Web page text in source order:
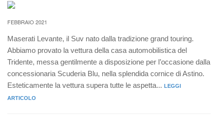
FEBBRAIO 2021
Maserati Levante, il Suv nato dalla tradizione grand touring.
Abbiamo provato la vettura della casa automobilistica del
Tridente, messa gentilmente a disposizione per l’occasione dalla
concessionaria Scuderia Blu, nella splendida cornice di Astino.
Esteticamente la vettura supera tutte le aspetta... LEGGI
ARTICOLO